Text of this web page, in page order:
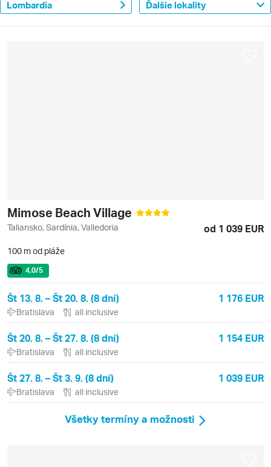
Lombardia Ďalšie lokality
Mimose Beach Village
Taliansko, Sardínia, Valledoria od 1 039 EUR
100 m od pláže
4.0/5
Št 13. 8. – Št 20. 8. (8 dní) 1 176 EUR
Bratislava all inclusive
Št 20. 8. – Št 27. 8. (8 dní) 1 154 EUR
Bratislava all inclusive
Št 27. 8. – Št 3. 9. (8 dní) 1 039 EUR
Bratislava all inclusive
Všetky termíny a možnosti